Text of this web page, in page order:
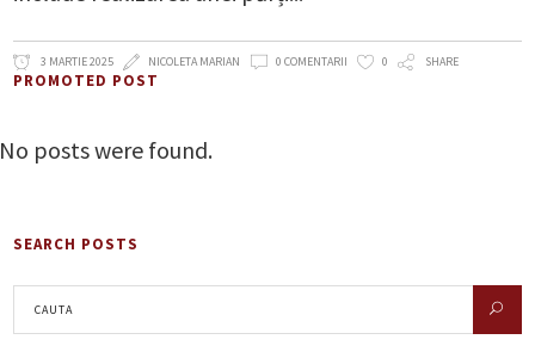
3 MARTIE 2025 NICOLETA MARIAN 0 COMENTARII 0 SHARE
PROMOTED POST
No posts were found.
SEARCH POSTS